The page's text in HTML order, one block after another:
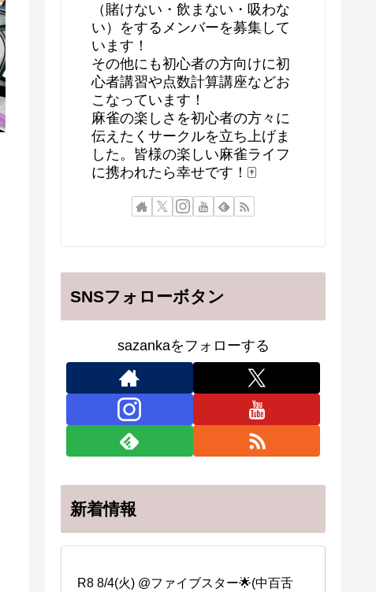
（賭けない・飲まない・吸わな
い）をするメンバーを募集して
います！
その他にも初心者の方向けに初
心者講習や点数計算講座などお
こなっています！
麻雀の楽しさを初心者の方々に
伝えたくサークルを立ち上げま
した。皆様の楽しい麻雀ライフ
に携われたら幸せです！🀄
SNSフォローボタン
sazankaをフォローする
新着情報
R8 8/4(火) @ファイブスター🌟(中百舌